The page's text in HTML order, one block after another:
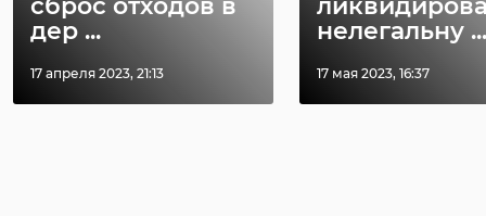
дер ...
17 апреля 2023, 21:13
нелегальну ...
17 мая 2023, 16:37